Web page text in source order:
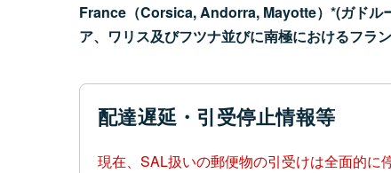
France（Corsica, Andorra, Mayotte）*(ガドル
ア、ワリス及びフツナ並びに南極におけるフラ
配達遅延・引受停止情報等
現在、SAL扱いの郵便物の引受けは全面的に